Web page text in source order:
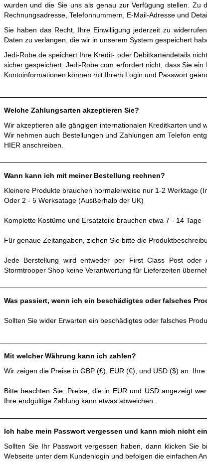
wurden und die Sie uns als genau zur Verfügung stellen. Zu
Rechnungsadresse, Telefonnummern, E-Mail-Adresse und
Sie haben das Recht, Ihre Einwilligung jederzeit zu
Daten zu verlangen, die wir in unserem System gespeichert
Jedi-Robe.de speichert Ihre Kredit- oder Debitkartendetails
sicher gespeichert. Jedi-Robe.com erfordert nicht, dass Sie
Kontoinformationen können mit Ihrem Login und Passwort
Welche Zahlungsarten akzeptieren Sie?
Wir akzeptieren alle gängigen internationalen Kreditkarten und
Wir nehmen auch Bestellungen und Zahlungen am Telefon
HIER anschreiben.
Wann kann ich mit meiner Bestellung rechnen?
Kleinere Produkte brauchen normalerweise nur 1-2 Werktage
Oder 2 - 5 Werksatage (Ausßerhalb der UK)
Komplette Kostüme und Ersatzteile brauchen etwa 7 - 14 Tage
Für genaue Zeitangaben, ziehen Sie bitte die
Jede Berstellung wird entweder per First Class Post
Stormtrooper Shop keine Verantwortung für Lieferzeiten
Was passiert, wenn ich ein beschädigtes oder falsches
Sollten Sie wider Erwarten ein beschädigtes oder falsches
Mit welcher Währung kann ich zahlen?
Wir zeigen die Preise in GBP (£), EUR (€), und USD ($) an.
Bitte beachten Sie: Preise, die in EUR und USD angezeigt
Ihre endgültige Zahlung kann etwas abweichen.
Ich habe mein Passwort vergessen und kann mich nicht
Sollten Sie Ihr Passwort vergessen haben, dann klicken Sie
Webseite unter dem Kundenlogin und befolgen die einfachen